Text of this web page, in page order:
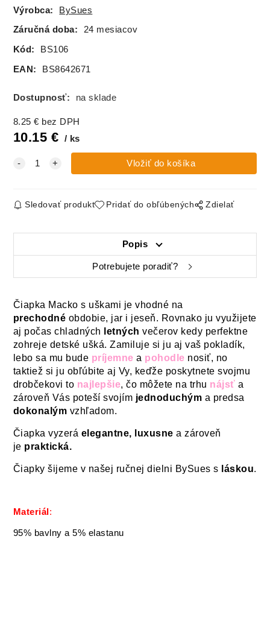
Výrobca: BySues
Záručná doba: 24 mesiacov
Kód: BS106
EAN: BS8642671
Dostupnosť: na sklade
8.25 € bez DPH
10.15 € ks
Sledovať produkt Pridať do obľúbených Zdielať
Popis
Potrebujete poradiť?
Čiapka Macko s uškami je vhodné na
prechodné obdobie, jar i jeseň. Rovnako ju využijete
aj počas chladných
letných večerov kedy perfektne
zohreje detské ušká. Zamiluje si ju aj vaš pokladík,
lebo sa mu bude príjemne a pohodle nosiť, no
taktiež si ju obľúbite aj Vy, keďže poskytnete svojmu
drobčekovi to najlepšie, čo môžete na trhu nájsť a
zároveň Vás poteší svojím jednoduchým a predsa
dokonalým vzhľadom.
Čiapka vyzerá elegantne, luxusne a zároveň
je praktická.
Čiapky šijeme v našej ručnej dielni BySues s láskou.
Materiál :
95% bavlny a 5% elastanu